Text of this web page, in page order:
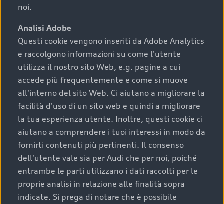
acquistare un’auto usata, oltre al prezzo e all'aspetto,
chilometraggio: un valore contenuto corrisponde a
uno stato migliore del veicolo e a una maggiore
durata nel tempo;
cronologia dei tagliandi: una documentazione
completa della vettura certifica una manutenzione
costante e accurata;
condizioni della carrozzeria e degli interni: una
buona conservazione evidenzia cura e attenzione del
precedente proprietario;
efficienza meccanica: motore, trasmissione e
componenti principali in ottimo stato garantiscono
prestazioni affidabili e sicure.
noi.
Analisi Adobe
Questi cookie vengono inseriti da Adobe Analytics
e raccolgono informazioni su come l'utente
utilizza il nostro sito Web, e.g. pagine a cui
accede più frequentemente e come si muove
all'interno del sito Web. Ci aiutano a migliorare la
facilità d'uso di un sito web e quindi a migliorare
la tua esperienza utente. Inoltre, questi cookie ci
aiutano a comprendere i tuoi interessi in modo da
fornirti contenuti più pertinenti. Il consenso
dell'utente vale sia per Audi che per noi, poiché
entrambe le parti utilizzano i dati raccolti per le
proprie analisi in relazione alle finalità sopra
indicate. Si prega di notare che è possibile